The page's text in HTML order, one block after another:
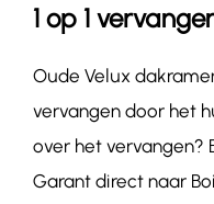
1 op 1
Oude Velux
vervangen door het
over het vervangen?
Garant direct naar